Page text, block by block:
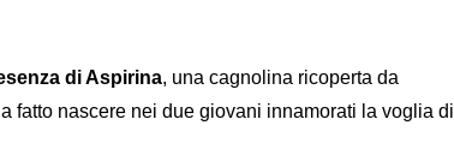
di Aspirina, una cagnolina ricoperta da
fatto nascere nei due giovani innamorati la voglia di